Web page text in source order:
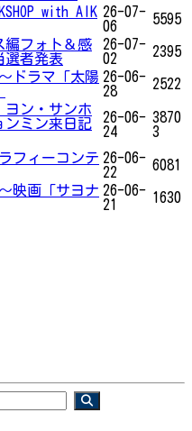
with AIK 26-07-
06
5595
編フォト＆感
選者発表
26-07-
02
2395
ドラマ「太陽 26-06-
28
2522
ン・サンホ
ンミン来日記
26-06-
24
3870
3
フィーコンテ 26-06-
22
6081
映画「サヨナ 26-06-
21
1630